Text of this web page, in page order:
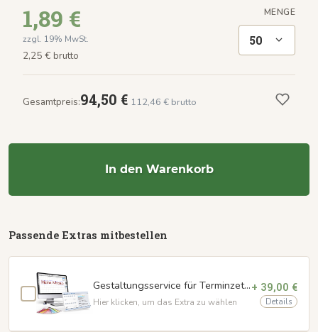
1,89 €
zzgl. 19% MwSt.
2,25 € brutto
MENGE
50
Gesamtpreis:94,50 € 112,46 € brutto
In den Warenkorb
Passende Extras mitbestellen
Gestaltungsservice für Terminzettel
Hier klicken, um das Extra zu wählen
+ 39,00 €
Details